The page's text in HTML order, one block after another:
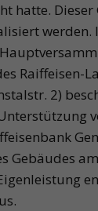
hatte. Dieser
werden.
Raiffeisen-
2)
Gebäudes am